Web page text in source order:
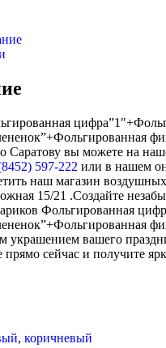
Саратову вы можете на
597-222 или в нашем
наш магазин
15/21 .Создайте
Фольгированная
украшением вашего
прямо сейчас и получите
, коричневый